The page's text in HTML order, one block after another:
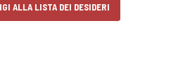
ALLA LISTA DEI DESIDERI